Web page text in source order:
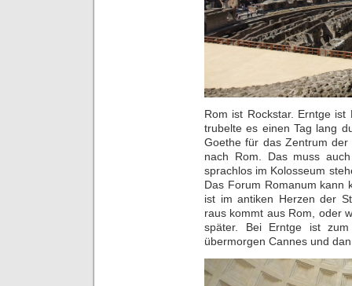
Rom ist Rockstar. Erntge
trubelte es einen Tag lang
Goethe für das Zentrum
nach Rom. Das muss
sprachlos im Kolosseum
Das Forum Romanum kann
ist im antiken Herzen der
raus kommt aus Rom, oder
später. Bei Erntge ist
übermorgen Cannes und